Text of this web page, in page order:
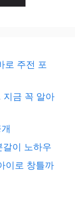
로 주전 포
지금 꼭 알아
이 노하우
이로 창틀까